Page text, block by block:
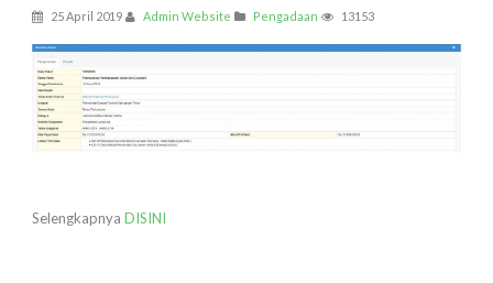
25 April 2019 Admin Website Pengadaan 13153
Selengkapnya DISINI